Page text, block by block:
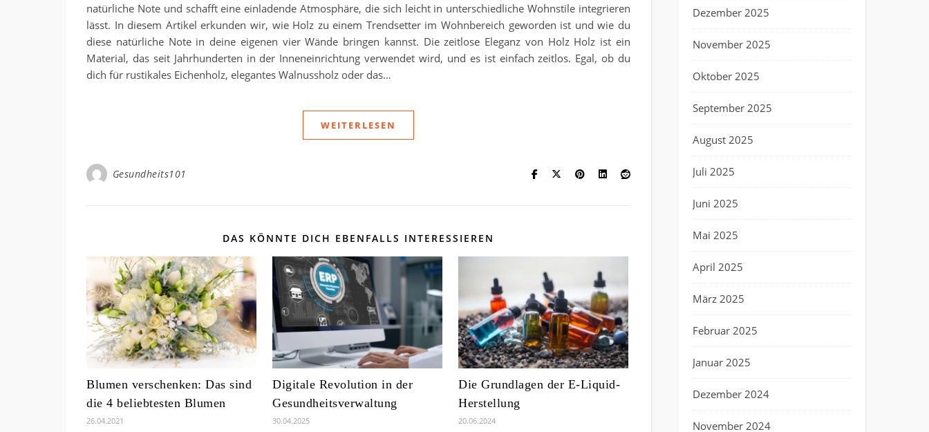
natürliche Note und schafft eine einladende Atmosphäre, die sich leicht in unterschiedliche Wohnstile integrieren
lässt. In diesem Artikel erkunden wir, wie Holz zu einem Trendsetter im Wohnbereich geworden ist und wie du
diese natürliche Note in deine eigenen vier Wände bringen kannst. Die zeitlose Eleganz von Holz Holz ist ein
Material, das seit Jahrhunderten in der Inneneinrichtung verwendet wird, und es ist einfach zeitlos. Egal, ob du
dich für rustikales Eichenholz, elegantes Walnussholz oder das…
WEITERLESEN
Gesundheits101
DAS KÖNNTE DICH EBENFALLS INTERESSIEREN
Blumen verschenken: Das sind
die 4 beliebtesten Blumen
26.04.2021
Digitale Revolution in der
Gesundheitsverwaltung
30.04.2025
Die Grundlagen der E-Liquid-
Herstellung
20.06.2024
Dezember 2025
November 2025
Oktober 2025
September 2025
August 2025
Juli 2025
Juni 2025
Mai 2025
April 2025
März 2025
Februar 2025
Januar 2025
Dezember 2024
November 2024